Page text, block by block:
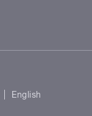
English